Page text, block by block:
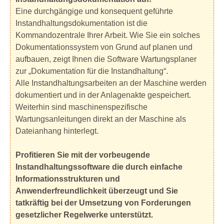
Eine durchgängige und konsequent geführte
Instandhaltungsdokumentation ist die
Kommandozentrale Ihrer Arbeit. Wie Sie ein solches
Dokumentationssystem von Grund auf planen und
aufbauen, zeigt Ihnen die Software Wartungsplaner
zur „Dokumentation für die Instandhaltung“.
Alle Instandhaltungsarbeiten an der Maschine werden
dokumentiert und in der Anlagenakte gespeichert.
Weiterhin sind maschinenspezifische
Wartungsanleitungen direkt an der Maschine als
Dateianhang hinterlegt.
Profitieren Sie mit der vorbeugende
Instandhaltungssoftware die durch einfache
Informationsstrukturen und
Anwenderfreundlichkeit überzeugt und Sie
tatkräftig bei der Umsetzung von Forderungen
gesetzlicher Regelwerke unterstützt.